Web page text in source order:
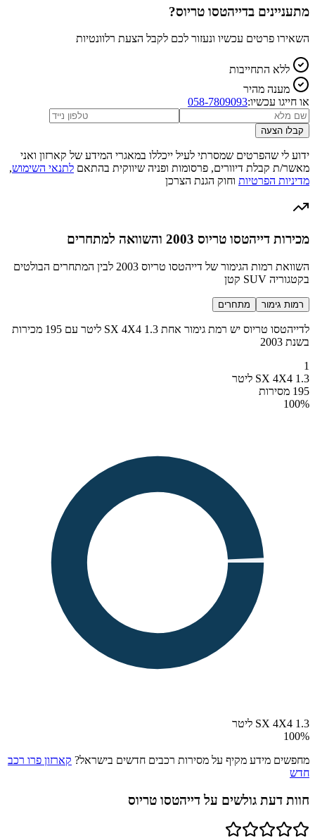
מתעניינים בדייהטסו טריוס?
השאירו פרטים עכשיו ונעזור לכם לקבל הצעת רלוונטיות
ללא התחייבות
מענה מהיר
או חייגו עכשיו:058-7809093
קבלו הצעה
ידוע לי שהפרטים שמסרתי לעיל ייכללו במאגרי המידע של קארזון ואני
מאשר/ת קבלת דיוורים, פרסומות ופניה שיווקית בהתאם לתנאי השימוש,
מדיניות הפרטיות וחוק הגנת הצרכן
מכירות דייהטסו טריוס 2003 והשוואה למתחרים
השוואת רמות הגימור של דייהטסו טריוס 2003 לבין המתחרים הבולטים
בקטגוריה SUV קטן
רמות גימור מתחרים
לדייהטסו טריוס יש רמת גימור אחת SX 4X4 1.3 ליטר עם 195 מכירות
בשנת 2003
1
SX 4X4 1.3 ליטר
195 מסירות
100%
SX 4X4 1.3 ליטר
100%
מחפשים מידע מקיף על מסירות רכבים חדשים בישראל? קארזון פרו רכב
חדש
חוות דעת גולשים עלדייהטסו טריוס